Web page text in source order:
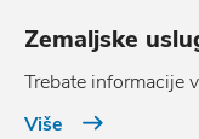
Zemaljske
Trebate informacije
Više